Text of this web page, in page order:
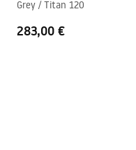
Ühenduste vahekaugus
Grey / Titan 120
283,00 €